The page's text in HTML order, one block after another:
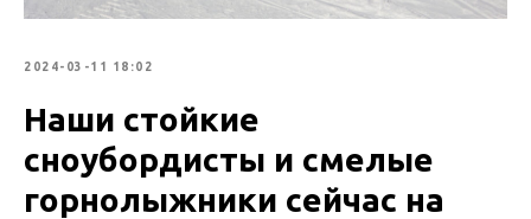
2024-03-11 18:02
Наши стойкие
сноубордисты и смелые
горнолыжники сейчас на